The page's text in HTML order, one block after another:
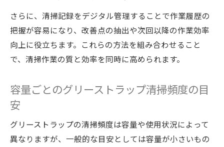
さらに、清掃記録をデジタル管理することで作業履歴の
把握が容易になり、改善点の抽出や次回以降の作業効率
向上に役立ちます。これらの方法を組み合わせること
で、清掃作業の質と効率を同時に高められます。
容量ごとのグリーストラップ清掃頻度の目
安
グリーストラップの清掃頻度は容量や使用状況によって
異なりますが、一般的な目安としては容量が小さいもの